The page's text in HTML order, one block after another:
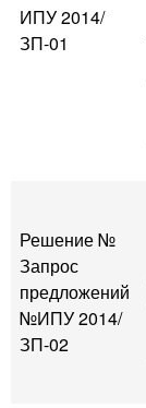
ИПУ 2014/
ЗП-01
Решение №
Запрос
предложений
№ИПУ 2014/
ЗП-02